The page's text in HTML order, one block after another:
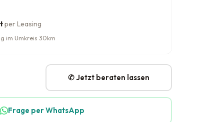
per Leasing
im Umkreis 30km
✆ Jetzt beraten lassen
Frage per WhatsApp